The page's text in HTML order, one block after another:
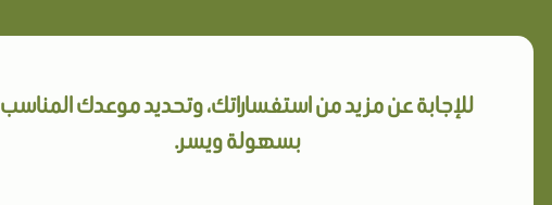
للإجابة عن مزيد من استفساراتك، وتحديد موعدك المناسب
بسهولة ويسر.